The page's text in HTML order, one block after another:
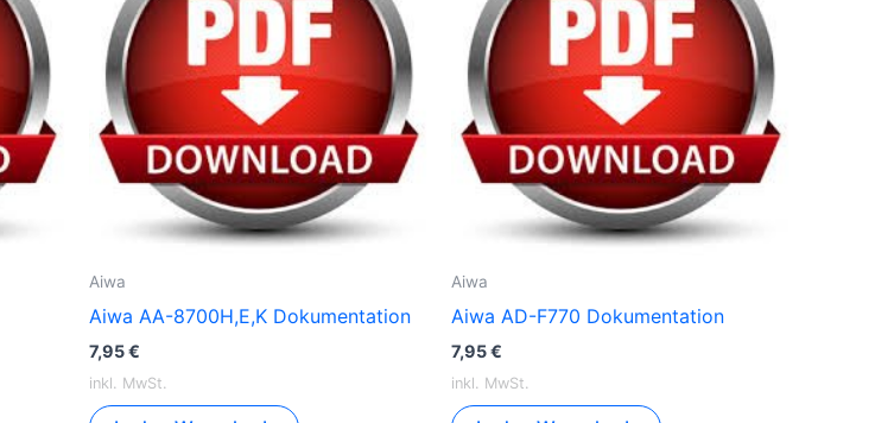
Aiwa
Aiwa AA-8700H,E,K Dokumentation
7,95€
inkl. MwSt.
Aiwa
Aiwa AD-F770 Dokumentation
7,95€
inkl. MwSt.